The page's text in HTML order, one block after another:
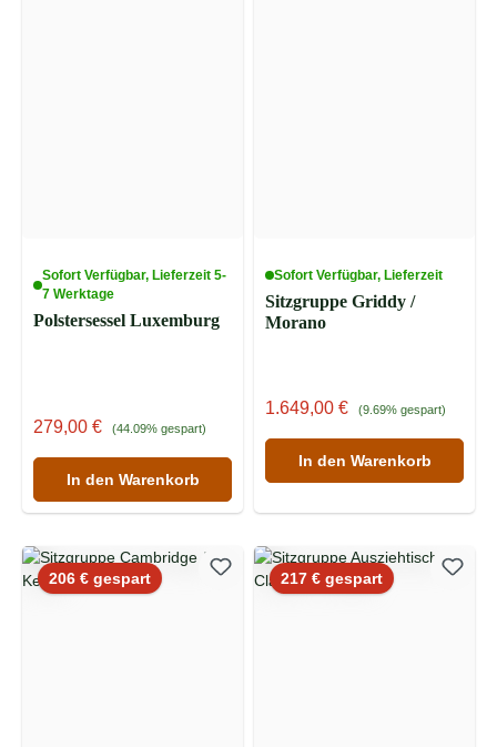
Sofort Verfügbar, Lieferzeit 5-
7 Werktage
Polstersessel Luxemburg
Verkaufspreis:
279,00 € Regulärer Preis:
(44.09% gespart)
In den Warenkorb
Sofort Verfügbar, Lieferzeit
Sitzgruppe Griddy /
Morano
Verkaufspreis:
1.649,00 € Regulärer Preis:
(9.69% gespart)
In den Warenkorb
206 € gespartRabatt 217 € gespartRabatt